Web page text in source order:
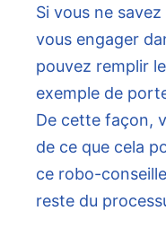
Si vous ne
vous engager
pouvez remplir
exemple de
De cette façon,
de ce que cela
ce robo-
reste du